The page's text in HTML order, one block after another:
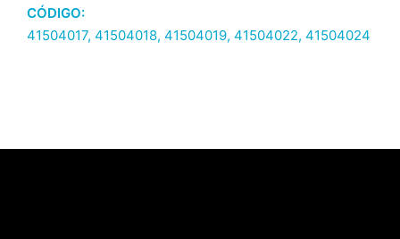
CÓDIGO:
41504017, 41504018, 41504019, 41504022, 41504024